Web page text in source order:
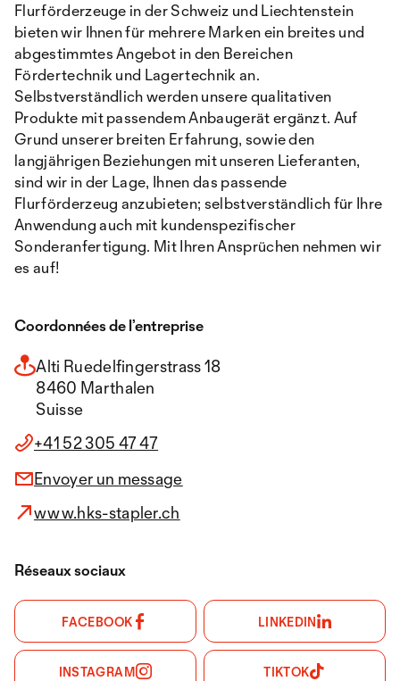
Flurförderzeuge in der Schweiz und Liechtenstein
bieten wir Ihnen für mehrere Marken ein breites und
abgestimmtes Angebot in den Bereichen
Fördertechnik und Lagertechnik an.
Selbstverständlich werden unsere qualitativen
Produkte mit passendem Anbaugerät ergänzt. Auf
Grund unserer breiten Erfahrung, sowie den
langjährigen Beziehungen mit unseren Lieferanten,
sind wir in der Lage, Ihnen das passende
Flurförderzeug anzubieten; selbstverständlich für Ihre
Anwendung auch mit kundenspezifischer
Sonderanfertigung. Mit Ihren Ansprüchen nehmen wir
es auf!
Coordonnées de l’entreprise
Alti Ruedelfingerstrass 18
8460 Marthalen
Suisse
+41 52 305 47 47
Envoyer un message
www.hks-stapler.ch
Réseaux sociaux
FACEBOOK LINKEDIN
INSTAGRAM TIKTOK